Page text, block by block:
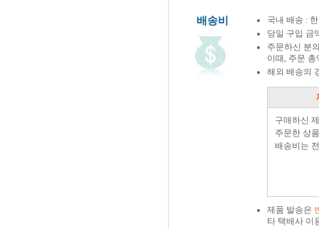
배송비
국내 배송 :
당일 구입 금
주문하신 분
이때, 주문
해외 배송의
구매하신
주문한 상
배송비는
제품 발송은
타 택배사 이